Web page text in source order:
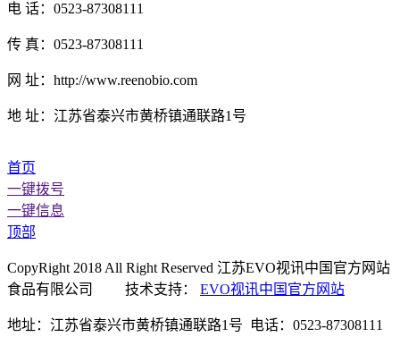
电 话：0523-87308111
传 真：0523-87308111
网 址：http://www.reenobio.com
地 址：江苏省泰兴市黄桥镇通联路1号
首页
一键拨号
一键信息
顶部
CopyRight 2018 All Right Reserved 江苏EVO视讯中国官方网站
食品有限公司 技术支持： EVO视讯中国官方网站
地址：江苏省泰兴市黄桥镇通联路1号 电话：0523-87308111